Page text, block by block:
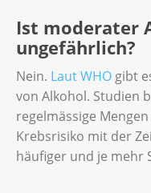
Ist moderater
ungefährlich?
Nein. Laut WHO gibt
von Alkohol. Studien
regelmässige
Krebsrisiko mit der
häufiger und je mehr